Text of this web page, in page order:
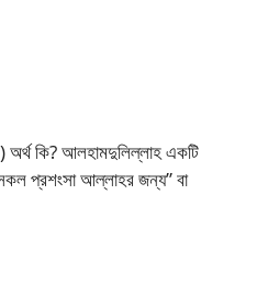
প্রশংসা আল্লাহর জন্য” বা